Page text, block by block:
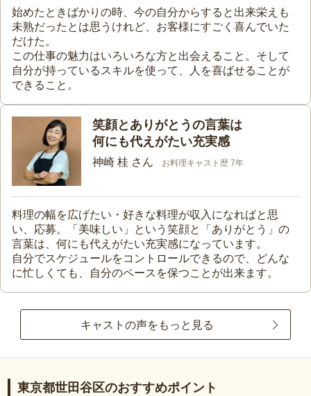
始めたときばかりの時、今の自分からすると出来栄えも
未熟だったとは思うけれど、お客様にすごく喜んでいた
だけた。
この仕事の魅力はいろいろな方と出会えること。そして
自分が持っているスキルを使って、人を喜ばせることが
できること。
笑顔とありがとうの言葉は
何にも代えがたい充実感
神崎 桂 さん お料理キャスト歴 7年
料理の幅を広げたい・好きな料理が収入になればと思
い、応募。「美味しい」という笑顔と「ありがとう」の
言葉は、何にも代えがたい充実感になっています。
自分でスケジュールをコントロールできるので、どんな
に忙しくても、自分のペースを保つことが出来ます。
キャストの声をもっと見る
東京都世田谷区のおすすめポイント